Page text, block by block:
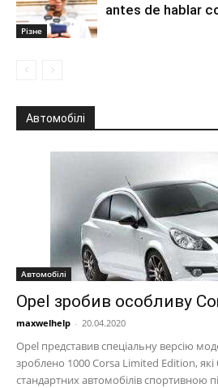
Різне
antes de hablar
Автомобілі
Автомобілі
Opel зробив особливу
maxwelhelp - 20.04.2020
Opel представив спеціальну версію
зроблено 1000 Corsa Limited Edition, які
стандартних автомобілів спортивною